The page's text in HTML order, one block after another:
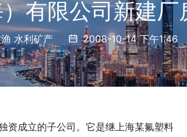
有限公司新建厂
水利矿产 2008-10-14 下午1:46
资成立的子公司。它是继上海某氟塑料